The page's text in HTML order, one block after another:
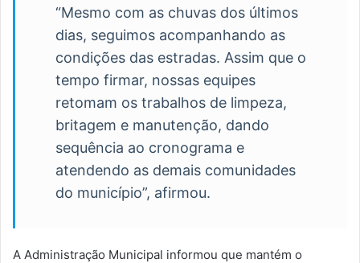
“Mesmo com as chuvas dos últimos
dias, seguimos acompanhando as
condições das estradas. Assim que o
tempo firmar, nossas equipes
retomam os trabalhos de limpeza,
britagem e manutenção, dando
sequência ao cronograma e
atendendo as demais comunidades
do município”, afirmou.
A Administração Municipal informou que mantém o